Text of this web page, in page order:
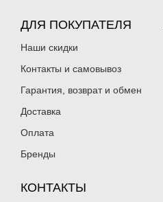
ДЛЯ ПОКУПАТЕЛЯ
Наши скидки
Контакты и самовывоз
Гарантия, возврат и обмен
Доставка
Оплата
Бренды
КОНТАКТЫ